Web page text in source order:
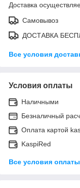
Доставка
Самовывоз
ДОСТАВКА
Все условия
Условия оплаты
Наличными
Безналичный
Оплата картой
KaspiRed
Все условия оплаты